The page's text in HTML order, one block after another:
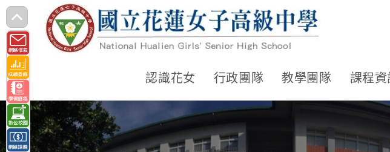
跳
轉
至
主
要
內
容
認識花女 行政團隊 教學團隊 課程資